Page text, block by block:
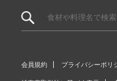
会員規約 プライバシーポリ